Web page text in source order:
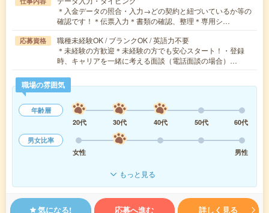
＊入金データの照合・入力→どの契約と紐づいているか等の
確認です！＊伝票入力＊書類の確認、整理＊専用シ…
応募資格
職種未経験OK / ブランクOK / 英語力不要
＊未経験の方歓迎＊未経験の方でも安心スタート！・登録
時、キャリアを一緒に考える面談（電話面談の場合）…
職場の雰囲気
年齢層
20代
30代 40代 50代
60代
男女比率
女性
男性
もっと見る
気になる! 応募へ進む 詳しく見る